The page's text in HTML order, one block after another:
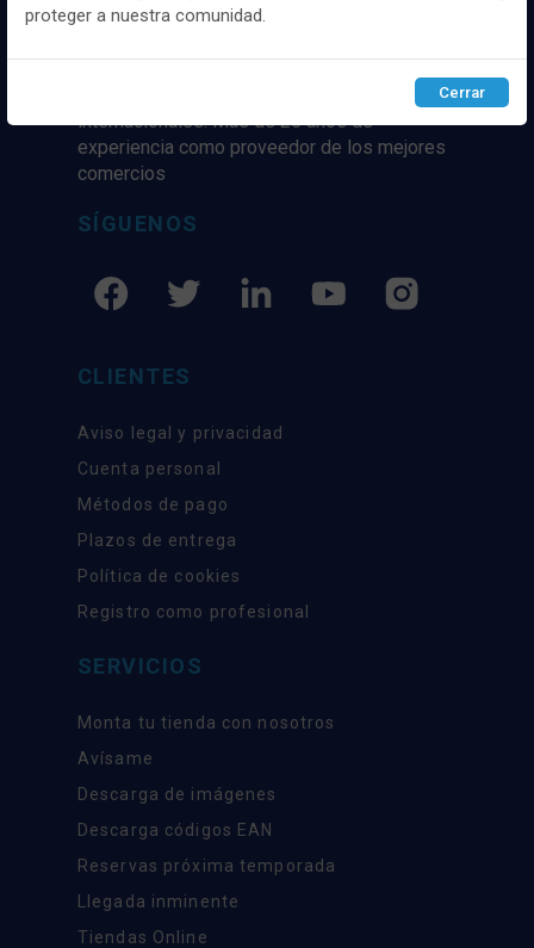
internacionales. Más de 25 años de
experiencia como proveedor de los mejores
comercios
SÍGUENOS
CLIENTES
Aviso legal y privacidad
Cuenta personal
Métodos de pago
Plazos de entrega
Política de cookies
Registro como profesional
SERVICIOS
Monta tu tienda con nosotros
Avísame
Descarga de imágenes
Descarga códigos EAN
Reservas próxima temporada
Llegada inminente
Tiendas Online
Configurar Rechazar ACEPTAR
proteger a nuestra comunidad.
Cerrar